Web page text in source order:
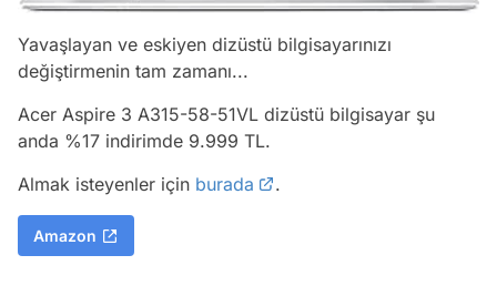
Yavaşlayan ve eskiyen dizüstü bilgisayarınızı
değiştirmenin tam zamanı...
Acer Aspire 3 A315-58-51VL dizüstü bilgisayar şu
anda %17 indirimde 9.999 TL.
Almak isteyenler için burada .
Amazon